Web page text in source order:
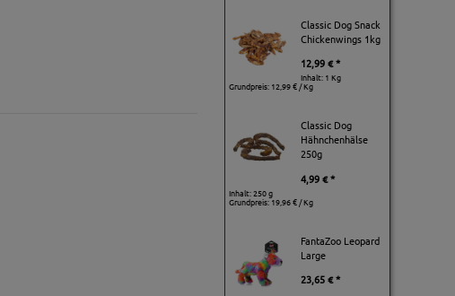
Classic Dog Snack
Chickenwings 1kg
12,99 € *
Inhalt: 1 Kg
Grundpreis: 12,99 € / Kg
Classic Dog
Hähnchenhälse
250g
4,99 € *
Inhalt: 250 g
Grundpreis:19,96 € / Kg
FantaZoo Leopard
Large
23,65 € *